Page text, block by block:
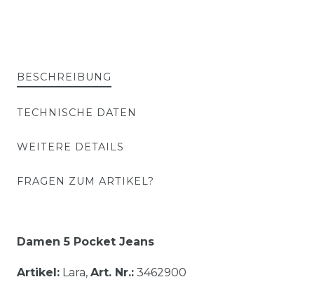
BESCHREIBUNG
TECHNISCHE DATEN
WEITERE DETAILS
FRAGEN ZUM ARTIKEL?
Damen 5 Pocket Jeans
Artikel: Lara, Art. Nr.: 3462900